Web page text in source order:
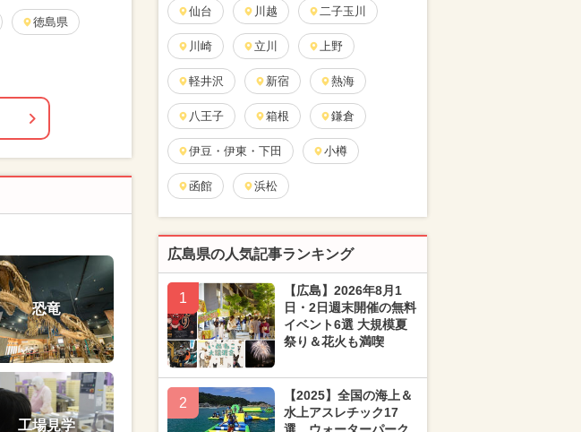
徳島県
恐竜
工場見学
仙台 川越 二子玉川
川崎 立川 上野
軽井沢 新宿 熱海
八王子 箱根 鎌倉
伊豆・伊東・下田 小樽
函館 浜松
広島県の人気記事ランキング
1
【広島】2026年8月1
日・2日週末開催の無料
イベント6選 大規模夏
祭り＆花火も満喫
2
【2025】全国の海上＆
水上アスレチック17